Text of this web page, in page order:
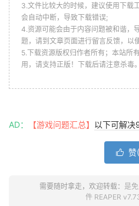
3.文件比较大的时候，建议使用下载
会自动中断，导致下载错误;
4.资源可能会由于内容问题被和谐，
题，请到文章页面进行留言反馈，以
5.下载资源版权归作者所有；本站所
用，请支持正版！下载后请注意杀毒。
AD： 【游戏问题汇总】 以下可解
 赞(
需要随时拿走，欢迎转载： 是
件 REAPER